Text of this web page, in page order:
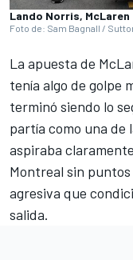
Lando Norris, McLaren
Foto de: Sam Bagnall /
La apuesta de
tenía algo de golpe
terminó siendo lo
partía como una de
aspiraba
Montreal sin
agresiva que
salida.